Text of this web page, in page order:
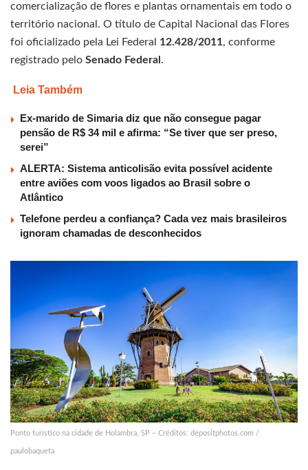
comercialização de flores e plantas ornamentais em todo o
território nacional. O título de Capital Nacional das Flores
foi oficializado pela Lei Federal 12.428/2011, conforme
registrado pelo Senado Federal .
Leia Também
Ex-marido de Simaria diz que não consegue pagar
pensão de R$ 34 mil e afirma: “Se tiver que ser preso,
serei”
ALERTA: Sistema anticolisão evita possível acidente
entre aviões com voos ligados ao Brasil sobre o
Atlântico
Telefone perdeu a confiança? Cada vez mais brasileiros
ignoram chamadas de desconhecidos
Ponto turístico na cidade de Holambra, SP – Créditos: depositphotos.com /
paulobaqueta